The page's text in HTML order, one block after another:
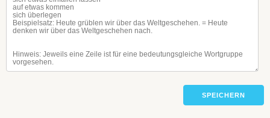
SPEICHERN